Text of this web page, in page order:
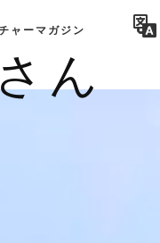
ん
ャーマガジン